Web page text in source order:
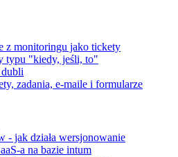
z monitoringu jako tickety
typu "kiedy, jeśli, to"
zadania, e-maile i formularze
- jak działa wersjonowanie
a na bazie intum